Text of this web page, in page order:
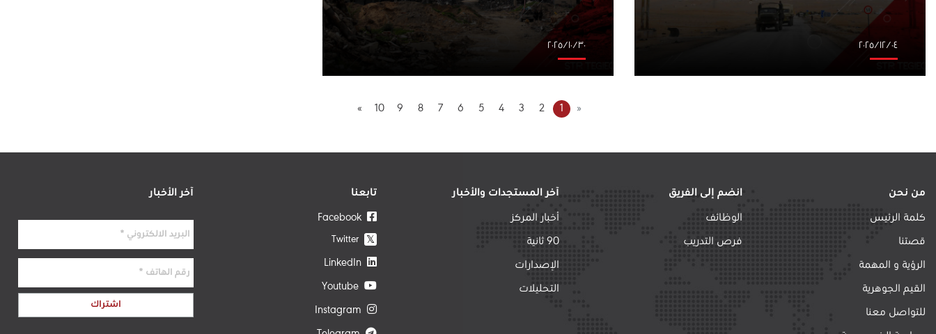
٠٤‏/١٢‏/٢٠٢٥ ٣٠‏/١٠‏/٢٠٢٥
«
1
2
3
4
5
6
7
8
9
10
»
من نحن
كلمة الرئيس
قصتنا
الرؤية و المهمة
القيم الجوهرية
للتواصل معنا
انضم إلى الفريق
الوظائف
فرص التدريب
آخر المستجدات والأخبار
أخبار المركز
90 ثانية
الإصدارات
التحليلات
تابعنا
Facebook
𝕏
LinkedIn
Youtube
آخر الأخبار